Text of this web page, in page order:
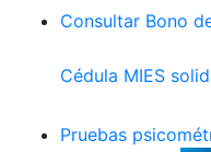
Consultar Bono
Cédula MIES
Pruebas